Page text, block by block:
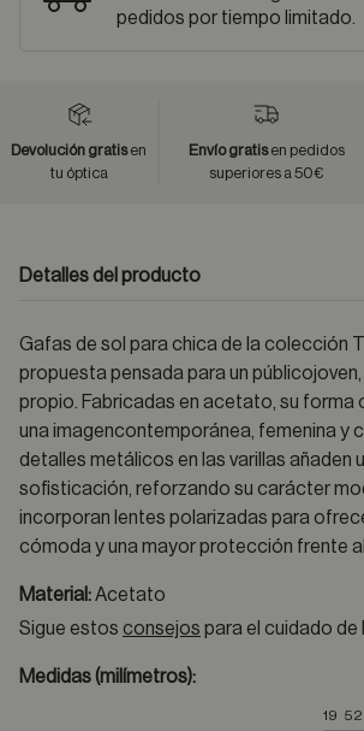
pedidos por tiempo limitado.
Devolución gratisen
tu óptica
Envío gratisen pedidos
superiores a 50€
Detalles del producto
Gafas de sol para chica de la colección
propuesta pensada para un
propio. Fabricadas en acetato, su forma
una imagencontemporánea, femenina y
detalles metálicos en las varillas añaden
sofisticación, reforzando su carácter
incorporan lentes polarizadas para
cómoda y una mayor protección frente al
Material:Acetato
Sigue estos consejos para el cuidado de
Medidas (milímetros):
19 52